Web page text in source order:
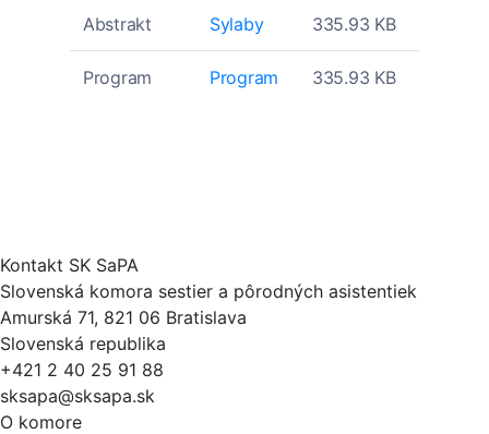
Abstrakt Sylaby 335.93 KB
Program Program 335.93 KB
Kontakt SK SaPA
Slovenská komora sestier a pôrodných asistentiek
Amurská 71, 821 06 Bratislava
Slovenská republika
+421 2 40 25 91 88
sksapa@sksapa.sk
O komore